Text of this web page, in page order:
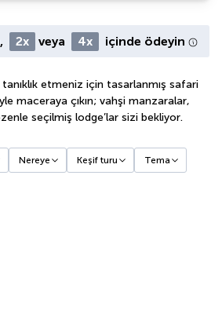
2x veya 4x içinde ödeyin
etmeniz için tasarlanmış safari
maceraya çıkın; vahşi manzaralar,
seçilmiş lodge’lar sizi bekliyor.
Nereye Keşif turu Tema